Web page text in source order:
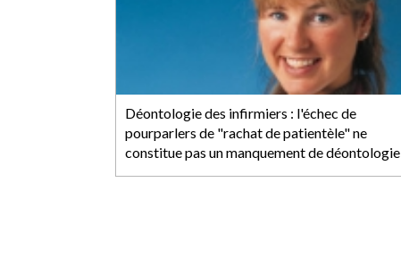
Déontologie des infirmiers : l'échec de
pourparlers de "rachat de patientèle" ne
constitue pas un manquement de déontologie